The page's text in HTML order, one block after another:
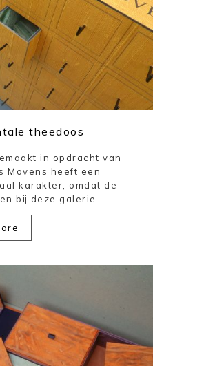
theedoos
in opdracht van
Movens heeft een
karakter, omdat de
bij deze galerie ...